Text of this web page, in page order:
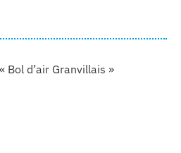
d’air Granvillais »